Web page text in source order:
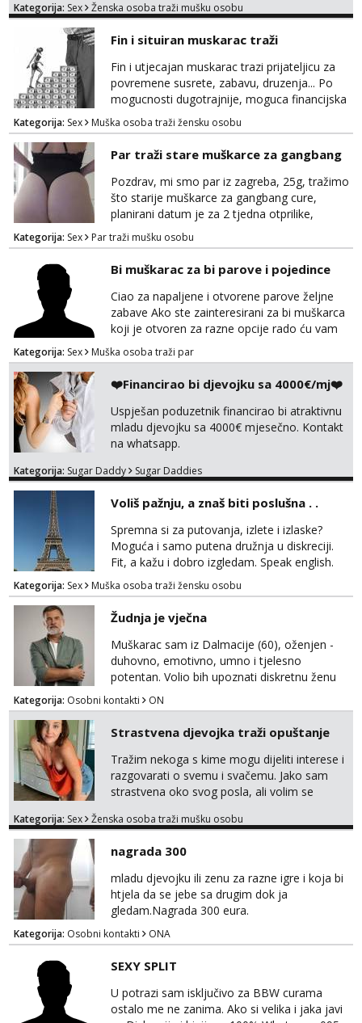
bilo kad i bilo gdje zato se javi što prije da
tamo, cekam te!
Kategorija: Sex Ženska osoba traži mušku osobu
Fin i situiran muskarac traži
Fin i utjecajan muskarac trazi prijateljicu za
povremene susrete, zabavu, druzenja... Po
mogucnosti dugotrajnije, moguca financijska
potpora!
Kategorija: Sex Muška osoba traži žensku osobu
Par traži stare muškarce za gangbang
Pozdrav, mi smo par iz zagreba, 25g, tražimo
što starije muškarce za gangbang cure,
planirani datum je za 2 tjedna otprilike,
slobodno se javite na wapp ako odgovarate
opisu
Kategorija: Sex Par traži mušku osobu
Bi muškarac za bi parove i pojedince
Ciao za napaljene i otvorene parove željne
zabave Ako ste zainteresirani za bi muškarca
koji je otvoren za razne opcije rado ću vam
se odazvati. Javite se na Mail
puffac@gmail.com i prepustite se iskusnom i
bi masera Makarska i okolica
Kategorija: Sex Muška osoba traži par
❤️Financirao bi djevojku sa 4000€/mj❤️
Uspješan poduzetnik financirao bi atraktivnu
mladu djevojku sa 4000€ mjesečno. Kontakt
na whatsapp.
Kategorija: Sugar Daddy Sugar Daddies
Voliš pažnju, a znaš biti poslušna . .
Spremna si za putovanja, izlete i izlaske?
Moguća i samo putena družnja u diskreciji.
Fit, a kažu i dobro izgledam. Speak english.
Javi se WhatsApp +385958572362
Kategorija: Sex Muška osoba traži žensku osobu
Žudnja je vječna
Muškarac sam iz Dalmacije (60), oženjen -
duhovno, emotivno, umno i tjelesno
potentan. Volio bih upoznati diskretnu ženu
koja voli život i životnu razigranost, neovisno
o njenim godinama, statusu i tzv. moralu. Na
lijep ću način, galantno i svojim srcem
uzvratiti na prijateljstvo, nježnost i strast.
Kategorija: Osobni kontakti ON
Strastvena djevojka traži opuštanje
Tražim nekoga s kime mogu dijeliti interese i
razgovarati o svemu i svačemu. Jako sam
strastvena oko svog posla, ali volim se
Voljela bi naci nekoga pa da se nemoram
ispod i nadji me tamo, cekam te!
Kategorija: Sex Ženska osoba traži mušku osobu
nagrada 300
mladu djevojku ili zenu za razne igre i koja bi
htjela da se jebe sa drugim dok ja
gledam.Nagrada 300 eura.
Kategorija: Osobni kontakti ONA
SEXY SPLIT
U potrazi sam isključivo za BBW curama
ostalo me ne zanima. Ako si velika i jaka javi